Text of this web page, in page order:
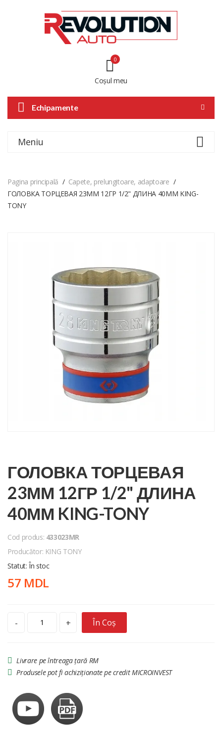
Coșul meu
0
Echipamente
Meniu
Pagina principală
Capete, prelungitoare, adaptoare
ГОЛОВКА ТОРЦЕВАЯ 23ММ 12ГР 1/2" ДЛИНА 40ММ KING-
TONY
ГОЛОВКА ТОРЦЕВАЯ
23ММ 12ГР 1/2" ДЛИНА
40ММ KING-TONY
Cod produs: 433023MR
Producător: KING TONY
Statut: În stoc
57 MDL
- + În Coș
Livrare pe întreaga țară RM
Produsele pot fi achiziționate pe credit MICROINVEST